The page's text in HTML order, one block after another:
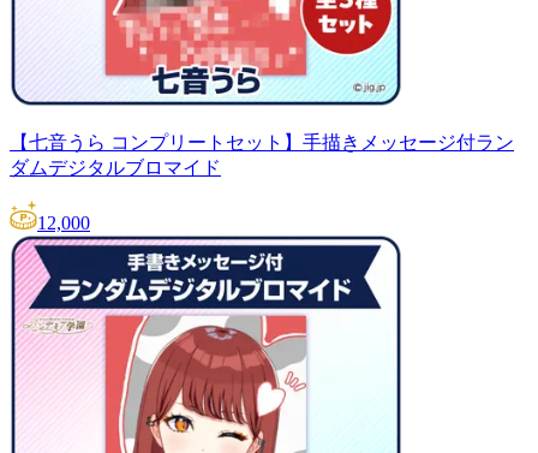
【七音うら コンプリートセット】手描きメッセージ付ラン
ダムデジタルブロマイド
12,000